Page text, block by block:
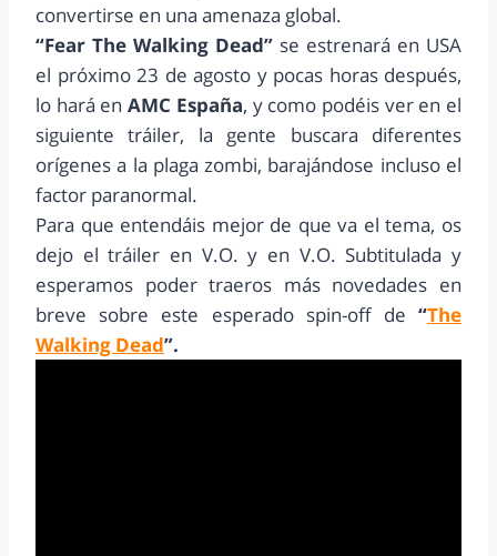
convertirse en una amenaza global.
“Fear The Walking Dead” se estrenará en USA
el próximo 23 de agosto y pocas horas después,
lo hará enAMC España, y como podéis ver en el
siguiente tráiler, la gente buscara diferentes
orígenes a la plaga zombi, barajándose incluso el
factor paranormal.
Para que entendáis mejor de que va el tema, os
dejo el tráiler en V.O. y en V.O. Subtitulada y
esperamos poder traeros más novedades en
breve sobre este esperado spin-off de “The
Walking Dead”.